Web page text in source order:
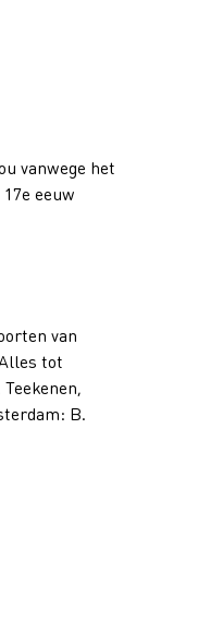
vanwege het
eeuw
van
tot
B.